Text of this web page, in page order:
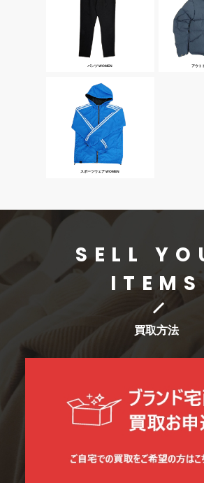
パンツ WOMEN アウト
スポーツウェア WOMEN
SELL
ITEMS
買取方法